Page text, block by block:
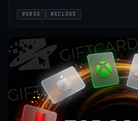
#XBOX #XCLOUD